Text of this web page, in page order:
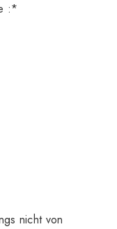
:*
nicht von